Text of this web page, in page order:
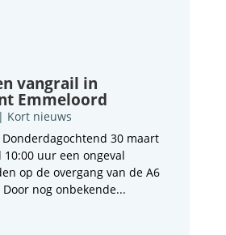
vangrail in
Emmeloord
| Kort nieuws
30 maart
uur een ongeval
op de overgang van de A6
nog onbekende...